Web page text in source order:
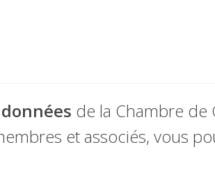
de la Chambre de
et associés, vous